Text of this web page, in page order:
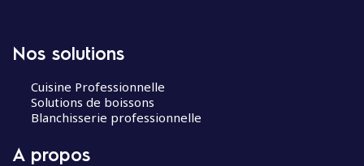
Nos solutions
Cuisine Professionnelle
Solutions de boissons
Blanchisserie professionnelle
A propos